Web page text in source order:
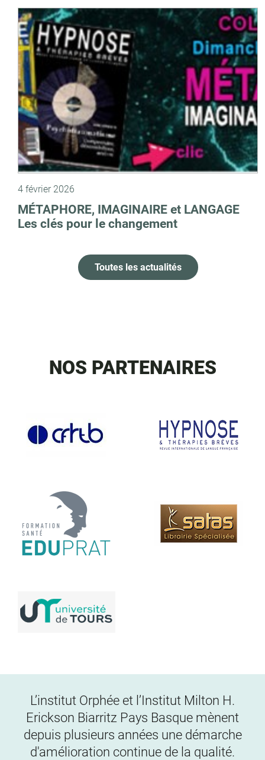
4 février 2026
MÉTAPHORE, IMAGINAIRE et LANGAGE
Les clés pour le changement
Toutes les actualités
NOS PARTENAIRES
L’institut Orphée et l’Institut Milton H.
Erickson Biarritz Pays Basque mènent
depuis plusieurs années une démarche
d'amélioration continue de la qualité.